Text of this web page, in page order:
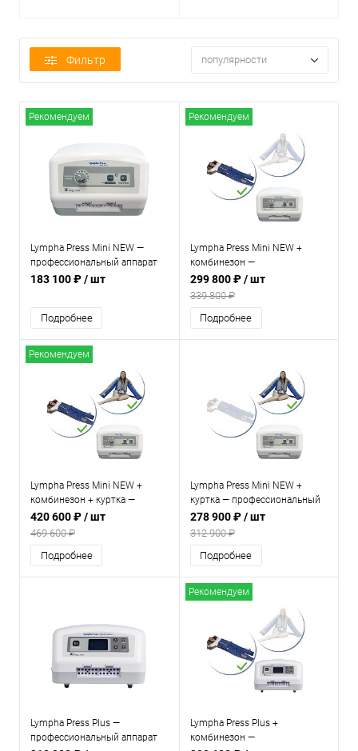
Фильтр популярности
Рекомендуем
Lympha Press Mini NEW —
профессиональный аппарат
для прессотерапии и
183 100 ₽/ шт
Подробнее
Рекомендуем
Lympha Press Mini NEW +
комбинезон —
профессиональный аппарат
для прессотерапии и
лимфодренажа
299 800 ₽/ шт
339 800 ₽
Подробнее
Рекомендуем
Lympha Press Mini NEW +
комбинезон + куртка —
профессиональный аппарат
для прессотерапии и
лимфодренажа
420 600 ₽/ шт
469 600 ₽
Подробнее
Lympha Press Mini NEW +
куртка — профессиональный
аппарат для прессотерапии и
лимфодренажа
278 900 ₽/ шт
312 900 ₽
Подробнее
Lympha Press Plus —
профессиональный аппарат
Рекомендуем
Lympha Press Plus +
комбинезон —